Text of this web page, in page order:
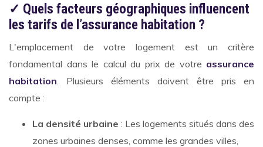
✓ Quels facteurs géographiques influencent
les tarifs de l’assurance habitation ?
L'emplacement de votre logement est un critère
fondamental dans le calcul du prix de votre assurance
habitation . Plusieurs éléments doivent être pris en
compte :
La densité urbaine : Les logements situés dans des
zones urbaines denses, comme les grandes villes,